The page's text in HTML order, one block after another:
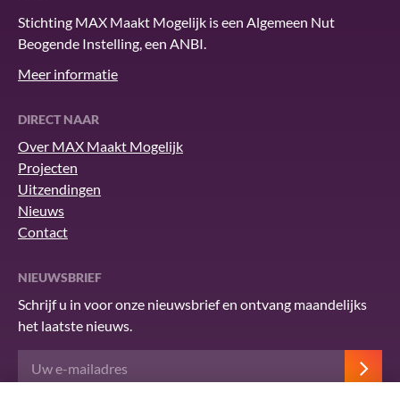
Stichting MAX Maakt Mogelijk is een Algemeen Nut
Beogende Instelling, een ANBI.
Meer informatie
DIRECT NAAR
Over MAX Maakt Mogelijk
Projecten
Uitzendingen
Nieuws
Contact
NIEUWSBRIEF
Schrijf u in voor onze nieuwsbrief en ontvang maandelijks
het laatste nieuws.